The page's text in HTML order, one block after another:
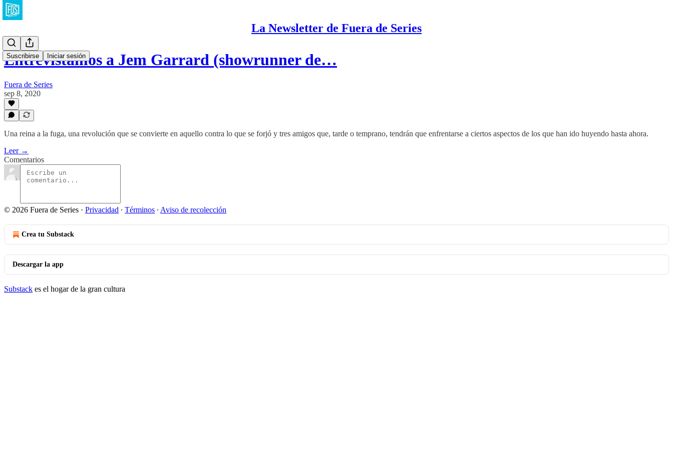
La Newsletter de Fuera de Series
Suscribirse Iniciar sesión
Entrevistamos a Jem Garrard (showrunner de…
Fuera de Series
sep 8, 2020
Una reina a la fuga, una revolución que se convierte en aquello contra lo que se forjó y tres amigos que, tarde o temprano, tendrán que enfrentarse a ciertos aspectos de los que han ido huyendo hasta ahora.
Leer →
Comentarios
© 2026 Fuera de Series · Privacidad ∙ Términos ∙ Aviso de recolección
Crea tu Substack
Descargar la app
Substack es el hogar de la gran cultura